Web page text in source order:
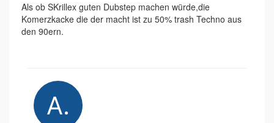
Als ob SKrillex guten Dubstep machen würde,die
Komerzkacke die der macht ist zu 50% trash Techno aus
den 90ern.